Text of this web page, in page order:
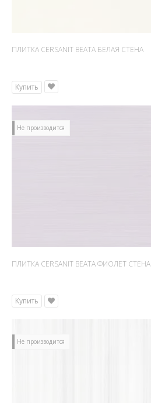
ПЛИТКА CERSANIT BEATA БЕЛАЯ СТЕНА
Купить
Не производится
ПЛИТКА CERSANIT BEATA ФИОЛЕТ СТЕНА
Купить
Не производится